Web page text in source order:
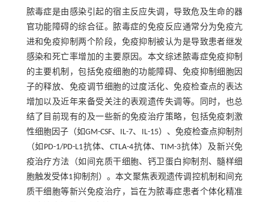
脓毒症是由感染引起的宿主反应失调，导致危及生命的器
官功能障碍的综合征。脓毒症的免疫反应通常分为免疫亢
进和免疫抑制两个阶段，免疫抑制被认为是导致患者继发
感染和死亡率增加的主要原因。本文综述脓毒症免疫抑制
的主要机制，包括免疫细胞的功能障碍、免疫抑制细胞因
子的释放、免疫调节细胞的过度活化、免疫检查点的表达
增加以及近年来备受关注的表观遗传失调等。同时，也总
结了目前现有的及一些新的免疫治疗策略，包括免疫刺激
性细胞因子（如GM-CSF、IL-7、IL-15）、免疫检查点抑制剂
（如PD-1/PD-L1抗体、CTLA-4抗体、TIM-3抗体）及新兴免
疫治疗方法（如间充质干细胞、钙卫蛋白抑制剂、髓样细
胞触发受体1抑制剂）。本文聚焦表观遗传调控机制和间充
质干细胞等新兴免疫治疗，旨在为脓毒症患者个体化精准